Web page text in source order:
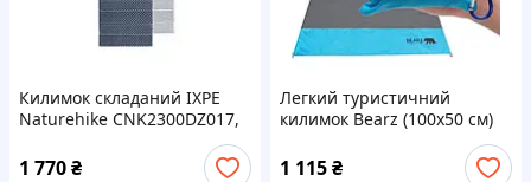
Килимок складаний IXPE
Naturehike CNK2300DZ017,
алюмінієва плівка, 200x65х2
см, темно-блакитний
1 770₴
Легкий туристичний
килимок Bearz (100х50 см)
1 115₴